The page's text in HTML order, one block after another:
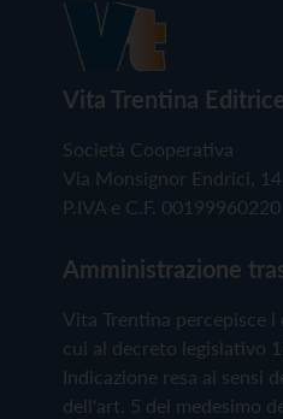
Vita Trentina
Società Cooperativa
Via Monsignor Endrici,
P.IVA e C.F. 00199960220
Amministrazione
Vita Trentina percepisce
cui al decreto legislativo
Indicazione resa ai sensi
dell'art. 5 del medesimo